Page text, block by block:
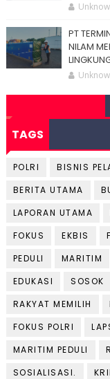
PT
NILAM
TAGS
POLRI BISNIS
BERITA UTAMA
LAPORAN UTAMA
FOKUS
EKBIS
PEDULI
MARITIM
EDUKASI
SOSOK
RAKYAT MEMILIH
FOKUS POLRI
MARITIM PEDULI
SOSIALISASI.